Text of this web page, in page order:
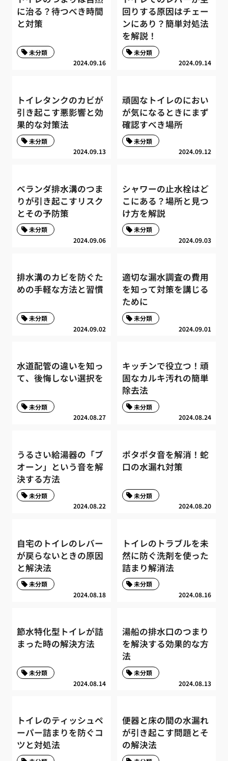
に治る？待つべき時間
と対策
2024.09.16
未分類
回りする原因はチェー
ンにあり？簡単対処法
を解説！
2024.09.14
未分類
トイレタンクのカビが
引き起こす悪影響と効
果的な対策法
2024.09.13
未分類
頑固なトイレのにおい
が気になるときにまず
確認すべき場所
2024.09.12
未分類
ベランダ排水溝のつま
りが引き起こすリスク
とその予防策
2024.09.06
未分類
シャワーの止水栓はど
こにある？場所と見つ
け方を解説
2024.09.03
未分類
排水溝のカビを防ぐた
めの手軽な方法と習慣
2024.09.02
未分類
適切な漏水調査の費用
を知って対策を講じる
ために
2024.09.01
未分類
水道配管の違いを知っ
て、後悔しない選択を
2024.08.27
未分類
キッチンで役立つ！頑
固なカルキ汚れの簡単
除去法
2024.08.24
未分類
うるさい給湯器の「ブ
オーン」という音を解
決する方法
2024.08.22
未分類
ポタポタ音を解消！蛇
口の水漏れ対策
2024.08.20
未分類
自宅のトイレのレバー
が戻らないときの原因
と解決法
2024.08.18
未分類
トイレのトラブルを未
然に防ぐ洗剤を使った
詰まり解消法
2024.08.16
未分類
節水特化型トイレが詰
まった時の解決方法
2024.08.14
未分類
湯船の排水口のつまり
を解決する効果的な方
法
2024.08.13
未分類
トイレのティッシュペ
ーパー詰まりを防ぐコ
ツと対処法
便器と床の間の水漏れ
が引き起こす問題とそ
の解決法